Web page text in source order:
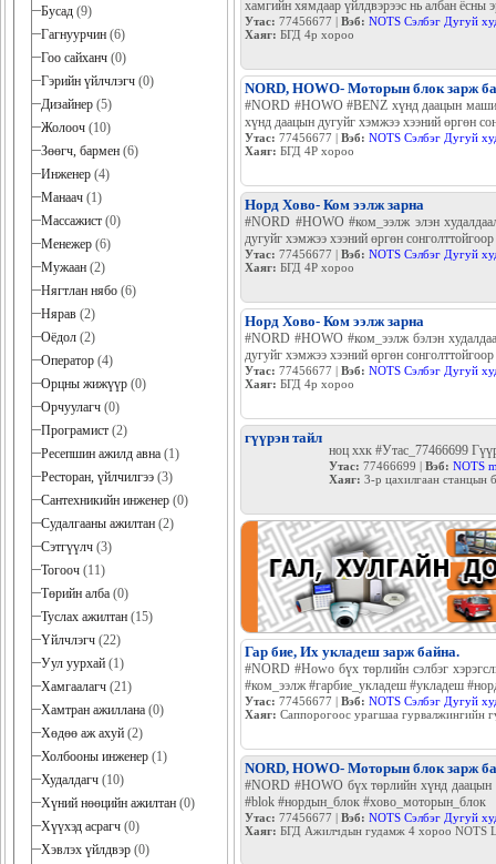
Бусад (9)
Гагнуурчин (6)
Гоо сайханч (0)
Гэрийн үйлчлэгч (0)
Дизайнер (5)
Жолооч (10)
Зөөгч, бармен (6)
Инженер (4)
Манаач (1)
Массажист (0)
Менежер (6)
Мужаан (2)
Нягтлан нябо (6)
Нярав (2)
Оёдол (2)
Оператор (4)
Орцны жижүүр (0)
Орчуулагч (0)
Програмист (2)
Ресепшин ажилд авна (1)
Ресторан, үйлчилгээ (3)
Сантехникийн инженер (0)
Судалгааны ажилтан (2)
Сэтгүүлч (3)
Тогооч (11)
Төрийн алба (0)
Туслах ажилтан (15)
Үйлчлэгч (22)
Уул уурхай (1)
Хамгаалагч (21)
Хамтран ажиллана (0)
Хөдөө аж ахуй (2)
Холбооны инженер (1)
Худалдагч (10)
Хүний нөөцийн ажилтан (0)
Хүүхэд асрагч (0)
Хэвлэх үйлдвэр (0)
хамгийн хямдаар үйлдвэрээс нь албан ёсны
Утас: 77456677 | Вэб: NOTS Сэлбэг Дугуй
Хаяг: БГД 4р хороо
NORD, HOWO- Моторын блок зарж
#NORD #HOWO #BENZ хүнд даацын
хүнд даацын дугуйг хэмжээ хээний өргөн
Утас: 77456677 | Вэб: NOTS Сэлбэг Дугуй
Хаяг: БГД 4Р хороо
Норд Хово- Ком ээлж зарна
#NORD #HOWO #ком_ээлж элэн
дугуйг хэмжээ хээний өргөн
Утас: 77456677 | Вэб: NOTS Сэлбэг Дугуй
Хаяг: БГД 4Р хороо
Норд Хово- Ком ээлж зарна
#NORD #HOWO #ком_ээлж бэлэн
дугуйг хэмжээ хээний өргөн
Утас: 77456677 | Вэб: NOTS Сэлбэг Дугуй
Хаяг: БГД 4р хороо
гүүрэн тайл
ноц ххк #Утас_77466699
Утас: 77466699 | Вэб: NOTS
Хаяг: 3-р цахилгаан
Гар бие, Их укладеш зарж байна.
#NORD #Howo бүх төрлийн сэлбэг
#ком_ээлж #гарбие_укладеш #укладеш
Утас: 77456677 | Вэб: NOTS Сэлбэг Дугуй
Хаяг: Саппорогоос урагшаа гурвалжингийн
NORD, HOWO- Моторын блок зарж
#NORD #HOWO бүх төрлийн хүнд даацын
#blok #нордын_блок #хово_моторын_блок
Утас: 77456677 | Вэб: NOTS Сэлбэг Дугуй
Хаяг: БГД Ажилчдын гудамж 4 хороо NOTS